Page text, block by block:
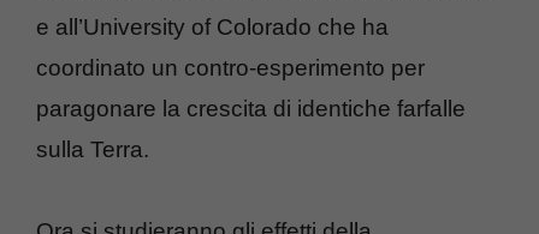
e all’University of Colorado che ha
coordinato un contro-esperimento per
paragonare la crescita di identiche farfalle
sulla Terra.